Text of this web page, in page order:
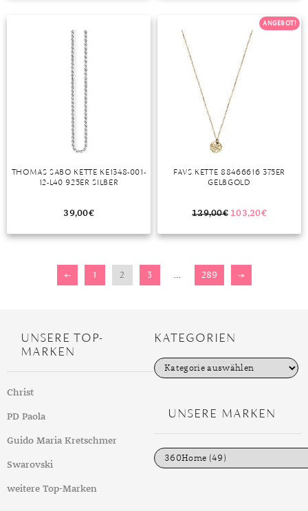
THOMAS SABO KETTE KE1348-001-
12-L40 925ER SILBER
39,00€
ANGEBOT!
FAVS KETTE 88466616 375ER
GELBGOLD
129,00€ 103,20€
← 1 2 3 … 289 →
UNSERE TOP-
MARKEN
Christ
PD Paola
Guido Maria Kretschmer
Swarovski
weitere Top-Marken
KATEGORIEN
K
a
e
n
UNSERE MARKEN